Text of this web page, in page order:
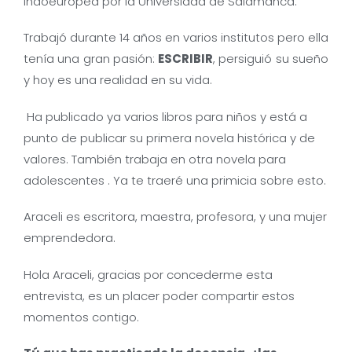
Trabajó durante 14 años en varios institutos pero ella
tenía una gran pasión: ESCRIBIR, persiguió su sueño
y hoy es una realidad en su vida.
Ha publicado ya varios libros para niños y está a
punto de publicar su primera novela histórica y de
valores. También trabaja en otra novela para
adolescentes . Ya te traeré una primicia sobre esto.
Araceli es escritora, maestra, profesora, y una mujer
emprendedora.
Hola Araceli, gracias por concederme esta
entrevista, es un placer poder compartir estos
momentos contigo.